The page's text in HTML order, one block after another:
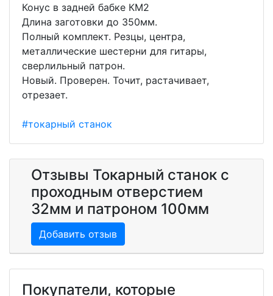
Конус в задней бабке КМ2
Длина заготовки до 350мм.
Полный комплект. Резцы, центра,
металлические шестерни для гитары,
сверлильный патрон.
Новый. Проверен. Точит, растачивает,
отрезает.
#токарный станок
Отзывы Токарный станок с
проходным отверстием
32мм и патроном 100мм
Добавить отзыв
Покупатели, которые